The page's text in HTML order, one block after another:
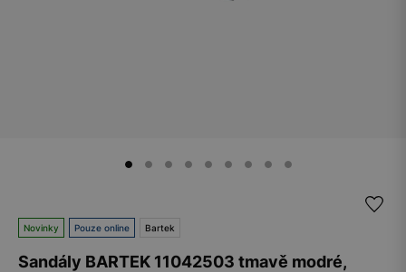
Novinky Pouze online Bartek
Sandály BARTEK 11042503 tmavě modré,